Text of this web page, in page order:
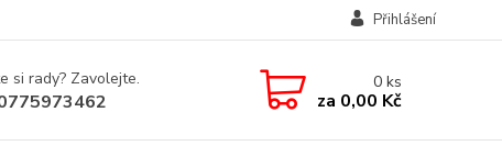
Přihlášení
si rady? Zavolejte. 0ks
za 0,00 Kč